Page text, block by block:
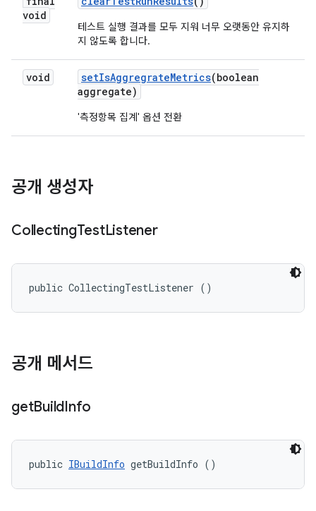
void
테스트 실행 결과를 모두 지워 너무 오랫동안 유지하
지 않도록 합니다.
void setIsAggregrateMetrics(boolean
aggregate)
'측정항목 집계' 옵션 전환
공개 생성자
CollectingTestListener
public CollectingTestListener ()
공개 메서드
getBuildInfo
public IBuildInfo getBuildInfo ()